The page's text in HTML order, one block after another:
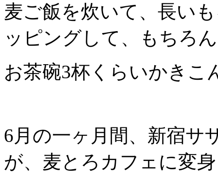
麦ご飯を炊いて、長い
ッピングして、もちろ
お茶碗3杯くらいかきこ
6月の一ヶ月間、新宿サ
が、麦とろカフェに変